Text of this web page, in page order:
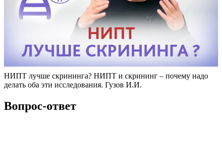
НИПТ лучше скрининга? НИПТ и скрининг – почему надо
делать оба эти исследования. Гузов И.И.
Вопрос-ответ